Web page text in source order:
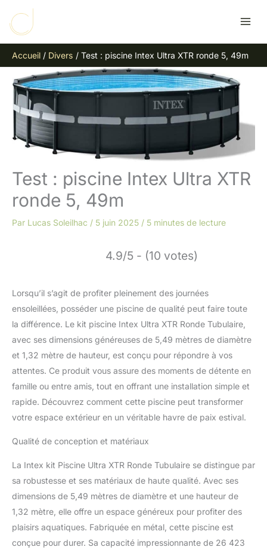
contenu
Accueil
Divers Test : piscine Intex Ultra XTR ronde 5, 49m
Test : piscine Intex Ultra XTR
ronde 5, 49m
Par Lucas Soleilhac / 5 juin 2025 / 5 minutes de lecture
4.9/5 - (10 votes)
Lorsqu’il s’agit de profiter pleinement des journées
ensoleillées, posséder une piscine de qualité peut faire toute
la différence. Le kit piscine Intex Ultra XTR Ronde Tubulaire,
avec ses dimensions généreuses de 5,49 mètres de diamètre
et 1,32 mètre de hauteur, est conçu pour répondre à vos
attentes. Ce produit vous assure des moments de détente en
famille ou entre amis, tout en offrant une installation simple et
rapide. Découvrez comment cette piscine peut transformer
votre espace extérieur en un véritable havre de paix estival.
Qualité de conception et matériaux
La Intex kit Piscine Ultra XTR Ronde Tubulaire se distingue par
sa robustesse et ses matériaux de haute qualité. Avec ses
dimensions de 5,49 mètres de diamètre et une hauteur de
1,32 mètre, elle offre un espace généreux pour profiter des
plaisirs aquatiques. Fabriquée en métal, cette piscine est
conçue pour durer. Sa capacité impressionnante de 26 423
e
h
r
c
e